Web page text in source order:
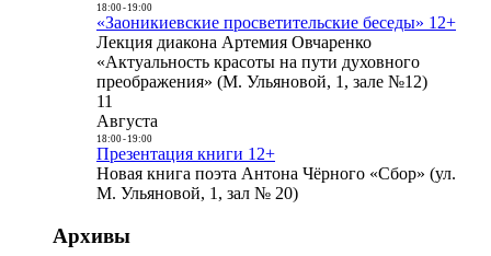
18:00- 19:00
«Заоникиевские просветительские беседы» 12+
Лекция диакона Артемия Овчаренко
«Актуальность красоты на пути духовного
преображения» (М. Ульяновой, 1, зале №12)
11
Августа
18:00- 19:00
Презентация книги 12+
Новая книга поэта Антона Чёрного «Сбор» (ул.
М. Ульяновой, 1, зал № 20)
Архивы